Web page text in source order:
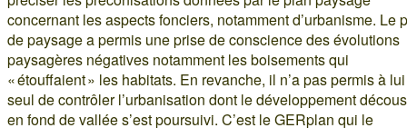
concernant les aspects fonciers, notamment d’urbanisme. Le
de paysage a permis une prise de conscience des évolutions
paysagères négatives notamment les boisements qui
« étouffaient » les habitats. En revanche, il n’a pas permis à lui
seul de contrôler l’urbanisation dont le développement
en fond de vallée s’est poursuivi. C’est le GERplan qui le